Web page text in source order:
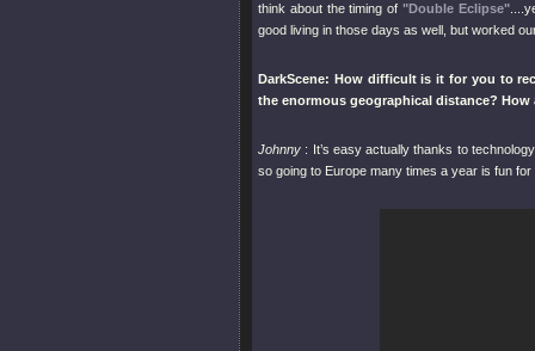
think about the timing of "Double Eclipse"
good living in those days as well, but worked
DarkScene: How difficult is it for you to
the enormous geographical distance?
Johnny : It’s easy actually thanks to
so going to Europe many times a year is fun for